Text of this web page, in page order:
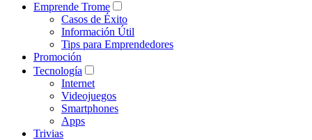
Emprende Trome
Casos de Éxito
Información Útil
Tips para Emprendedores
Promoción
Tecnología
Internet
Videojuegos
Smartphones
Apps
Trivias